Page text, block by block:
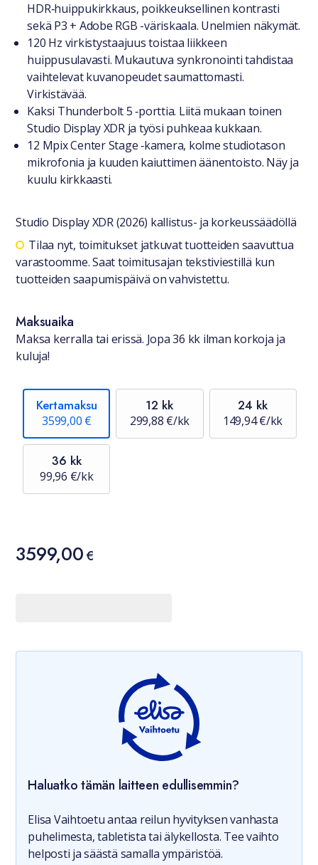
HDR‑huippukirkkaus, poikkeuksellinen kontrasti
sekä P3 + Adobe RGB -väriskaala. Unelmien näkymät.
120 Hz virkistys­taajuus toistaa liikkeen
huippusulavasti. Mukautuva synkronointi tahdistaa
vaihtelevat kuvanopeudet saumattomasti.
Virkistävää.
Kaksi Thunderbolt 5 ‑porttia. Liitä mukaan toinen
Studio Display XDR ja työsi puhkeaa kukkaan.
12 Mpix Center Stage ‑kamera, kolme studiotason
mikrofonia ja kuuden kaiuttimen äänentoisto. Näy ja
kuulu kirkkaasti.
Studio Display XDR (2026) kallistus- ja korkeussäädöllä
Saatavuustiedot
Tilaa nyt, toimitukset jatkuvat tuotteiden saavuttua
varastoomme. Saat toimitusajan tekstiviestillä kun
tuotteiden saapumispäivä on vahvistettu.
Maksuaika
Maksa kerralla tai erissä. Jopa 36 kk ilman korkoja ja
kuluja!
Kertamaksu
3599,00 €
12 kk
299,88 €/kk
24 kk
149,94 €/kk
36 kk
99,96 €/kk
Hinta
3599,00 €
3599,00€
Haluatko tämän laitteen edullisemmin?
Elisa Vaihtoetu antaa reilun hyvityksen vanhasta
puhelimesta, tabletista tai älykellosta. Tee vaihto
helposti ja säästä samalla ympäristöä.